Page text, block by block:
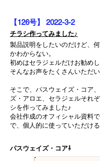
【126号】 2022-3-2
チラシ作ってみました♪
製品説明をしたいのだけど、
かわからない。
初めはセラジェルだけお勧めし
そんなお声をたくさんいただい
そこで、パスウェイズ・コア
ズ・アロエ、セラジェルそれ
シを作ってみました♪
会社作成のオフィシャル資料
で、個人的に使っていただける
パスウェイズ・コア⇩